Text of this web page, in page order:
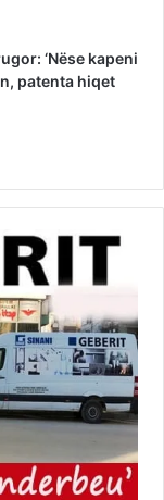
‘Nëse kapeni
patenta hiqet